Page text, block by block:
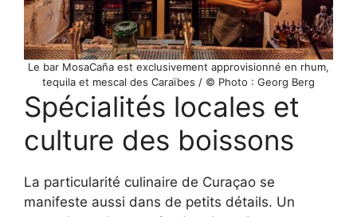
Le bar MosaCaña est exclusivement approvisionné en rhum,
tequila et mescal des Caraïbes / © Photo : Georg Berg
Spécialités locales et
culture des boissons
La particularité culinaire de Curaçao se
manifeste aussi dans de petits détails. Un